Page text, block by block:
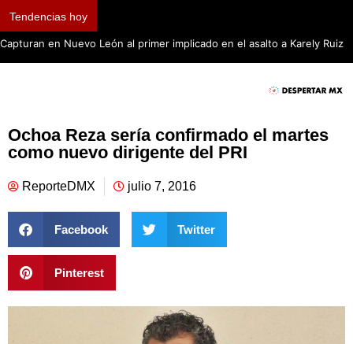
Tendencias hoy
Capturan en Nuevo León al primer implicado en el asalto a Karely Ruiz
Ochoa Reza sería confirmado el martes
como nuevo dirigente del PRI
ReporteDMX julio 7, 2016
Facebook Twitter
Pinterest